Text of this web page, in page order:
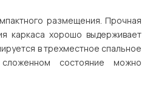
размещения. Прочная
каркаса хорошо выдерживает
в трехместное спальное
состояние можно